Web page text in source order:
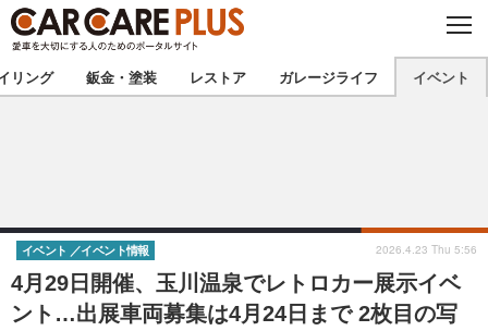
C
O
S
E
★カーケアプラス認定★ 厳選プロショップを地域から探す
甲信越 北陸
東海 関西
リング 鈑金・塗装 レストア ガレージライフ イベント
4月29日開催、玉川温泉でレトロカー展示イベ
ント…出展車両募集は4月24日まで 2枚目の写
イベント イベント情報 2026.4.23 Thu 5:56